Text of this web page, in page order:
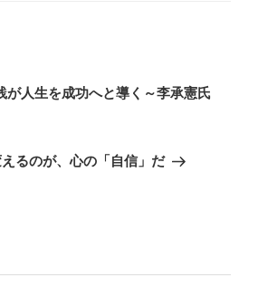
が人生を成功へと導く～李承憲氏
るのが、心の「自信」だ